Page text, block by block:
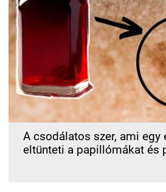
A csodálatos szer, ami egy
eltünteti a papillómákat és